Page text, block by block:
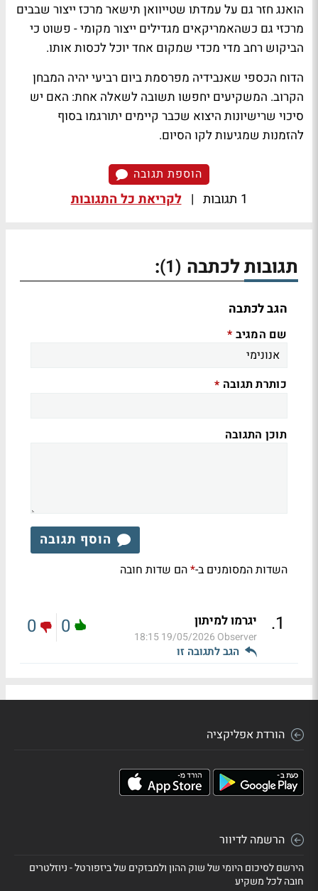
הואנג חזר גם על עמדתו שטייוואן תישאר מרכז ייצור שבבים
מרכזי גם כשהאמריקאים מגדילים ייצור מקומי - פשוט כי
הביקוש רחב מדי מכדי שמקום אחד יוכל לכסות אותו.
הדוח הכספי שאנבידיה מפרסמת ביום רביעי יהיה המבחן
הקרוב. המשקיעים יחפשו תשובה לשאלה אחת: האם יש
סיכוי שרישיונות היצוא שכבר קיימים יתורגמו בסוף
להזמנות שמגיעות לקו הסיום.
הוספת תגובה
1 תגובות | לקריאת כל התגובות
תגובות לכתבה (1)
:
הגב לכתבה
שם המגיב *
כותרת תגובה *
תוכן התגובה
הוסף תגובה
השדות המסומנים ב-*הם שדות חובה
1
. יגרמו למיתון
Observer
19/05/2026 18:15
הגב לתגובה זו
0
0
הורדת אפליקציה
הרשמה לדיוור
הירשם לסיכום היומי של שוק ההון ולמבזקים של ביזפורטל - ניוזלטרים
חובה לכל משקיע